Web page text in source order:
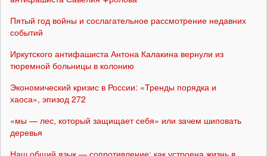
Пятый год войны и сослагательное рассмотрение недавних
событий
Иркутского антифашиста Антона Калакина вернули из
тюремной больницы в колонию
Экономический кризис в России: «Тренды порядка и
хаоса», эпизод 272
«мы — лес, который защищает себя» или зачем шиповать
деревья